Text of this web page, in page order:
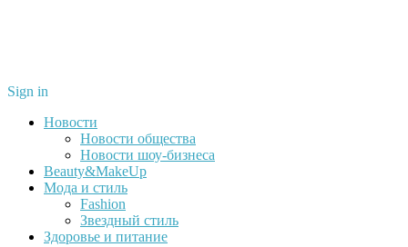
Sign in
Новости
Новости общества
Новости шоу-бизнеса
Beauty&MakeUp
Мода и стиль
Fashion
Звездный стиль
Здоровье и питание